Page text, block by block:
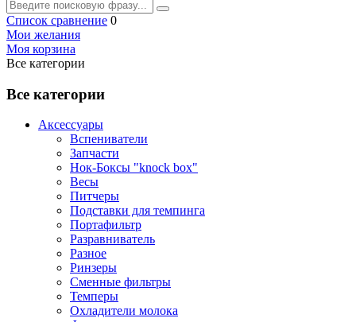
Список сравнение 0
Мои желания
Моя корзина
Все категории
Все категории
Аксессуары
Вспениватели
Запчасти
Нок-Боксы "knock box"
Весы
Питчеры
Подставки для темпинга
Портафильтр
Разравниватель
Разное
Ринзеры
Сменные фильтры
Темперы
Охладители молока